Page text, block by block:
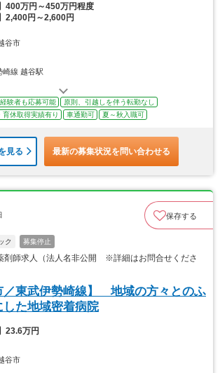
400万円～450万円程度
2,400円～2,600円
谷市
崎線 越谷駅
験者も応募可能
原則、引越しを伴う転勤なし
育休取得実績有り 車通勤可 夏～秋入職可
見る 最新の募集状況を問い合わせる
保存する
ク 募集停止
剤師求人（法人名非公開 ※詳細はお問合せくださ
／東武伊勢崎線】 地域の方々とのふ
た地域密着病院
23.6万円
谷市